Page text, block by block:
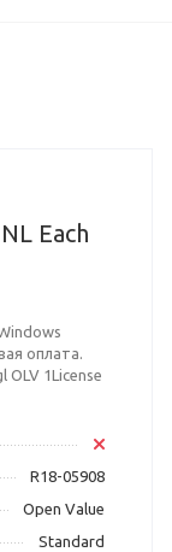
Each
оплата.
1License
R18-05908
Open Value
Standard